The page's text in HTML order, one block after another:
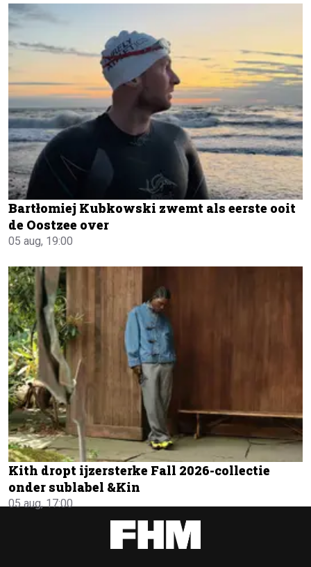
Bartłomiej Kubkowski zwemt als eerste ooit
de Oostzee over
05 aug, 19:00
Kith dropt ijzersterke Fall 2026-collectie
onder sublabel &Kin
05 aug, 17:00